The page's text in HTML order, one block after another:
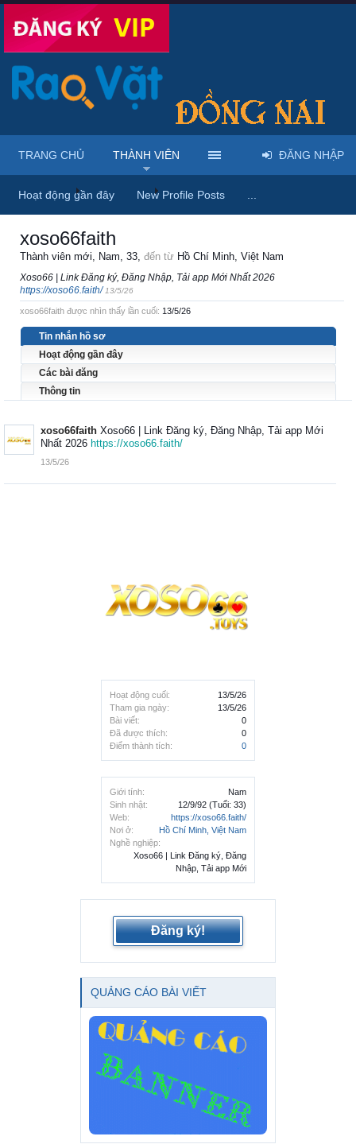
Trang chủ Thành viên xoso66faith
Hoạt động cuối:
13/5/26
Tham gia ngày:
13/5/26
Bài viết:
0
Đã được thích:
0
Điểm thành tích:
0
Giới tính:
Nam
Sinh nhật:
12/9/92 (Tuổi: 33)
Web:
https://xoso66.faith/
Nơi ở:
Hồ Chí Minh, Việt Nam
Nghề nghiệp:
Xoso66 | Link Đăng ký, Đăng
Nhập, Tải app Mới
xoso66faith
Thành viên mới, Nam, 33, đến từ Hồ Chí Minh, Việt Nam
Xoso66 | Link Đăng ký, Đăng Nhập, Tải app Mới Nhất 2026
https://xoso66.faith/ 13/5/26
xoso66faith được nhìn thấy lần cuối: 13/5/26
Tin nhắn hồ sơ
Hoạt động gần đây
Các bài đăng
Thông tin
xoso66faith Xoso66 | Link Đăng ký, Đăng Nhập, Tải app Mới
Nhất 2026 https://xoso66.faith/
13/5/26
Đăng ký!
QUẢNG CÁO BÀI VIẾT
TRANG CHỦ THÀNH VIÊN
Hoạt động gần đây New Profile Posts
ĐĂNG NHẬP